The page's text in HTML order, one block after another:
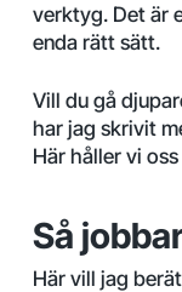
verktyg. Det är
enda rätt sätt.
Vill du gå
har jag skrivit
Här håller vi
Så
Här vill jag